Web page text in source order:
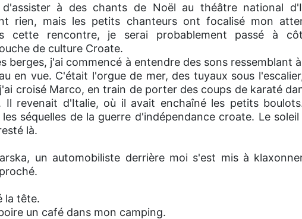
d'assister à des chants de Noël au théâtre national
rien, mais les petits chanteurs ont focalisé mon
cette rencontre, je serai probablement passé à
de culture Croate.
berges, j'ai commencé à entendre des sons ressemblant
en vue. C'était l'orgue de mer, des tuyaux sous
croisé Marco, en train de porter des coups de karaté
Il revenait d'Italie, où il avait enchaîné les petits
séquelles de la guerre d'indépendance croate. Le
là.
un automobiliste derrière moi s'est mis à
la tête.
un café dans mon camping.